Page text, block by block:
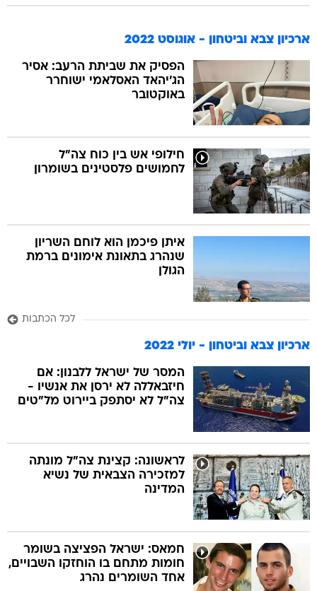
ארכיון צבא וביטחון - אוגוסט 2022
הפסיק את שביתת הרעב: אסיר
הג'יהאד האסלאמי ישוחרר
באוקטובר
חילופי אש בין כוח צה"ל
לחמושים פלסטינים בשומרון
איתן פיכמן הוא לוחם השריון
שנהרג בתאונת אימונים ברמת
הגולן
לכל הכתבות
ארכיון צבא וביטחון - יולי 2022
המסר של ישראל ללבנון: אם
חיזבאללה לא ירסן את אנשיו -
צה"ל לא יסתפק ביירוט מל"טים
לראשונה: קצינת צה"ל מונתה
למזכירה הצבאית של נשיא
המדינה
חמאס: ישראל הפציצה בשומר
חומות מתחם בו הוחזקו השבויים,
אחד השומרים נהרג